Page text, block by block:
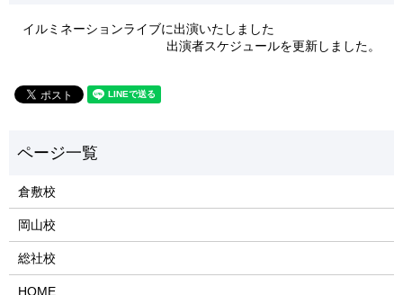
イルミネーションライブに出演いたしました
出演者スケジュールを更新しました。
倉敷校
岡山校
総社校
HOME